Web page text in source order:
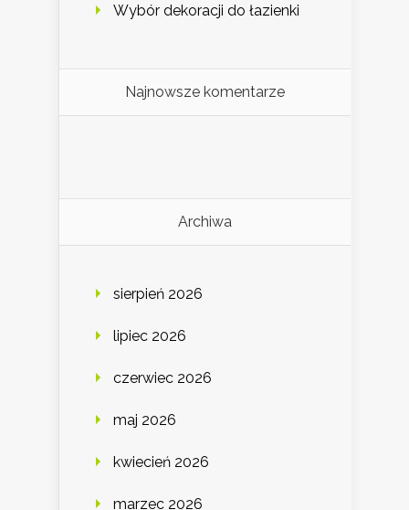
Wybór dekoracji do łazienki
Najnowsze komentarze
Archiwa
sierpień 2026
lipiec 2026
czerwiec 2026
maj 2026
kwiecień 2026
marzec 2026